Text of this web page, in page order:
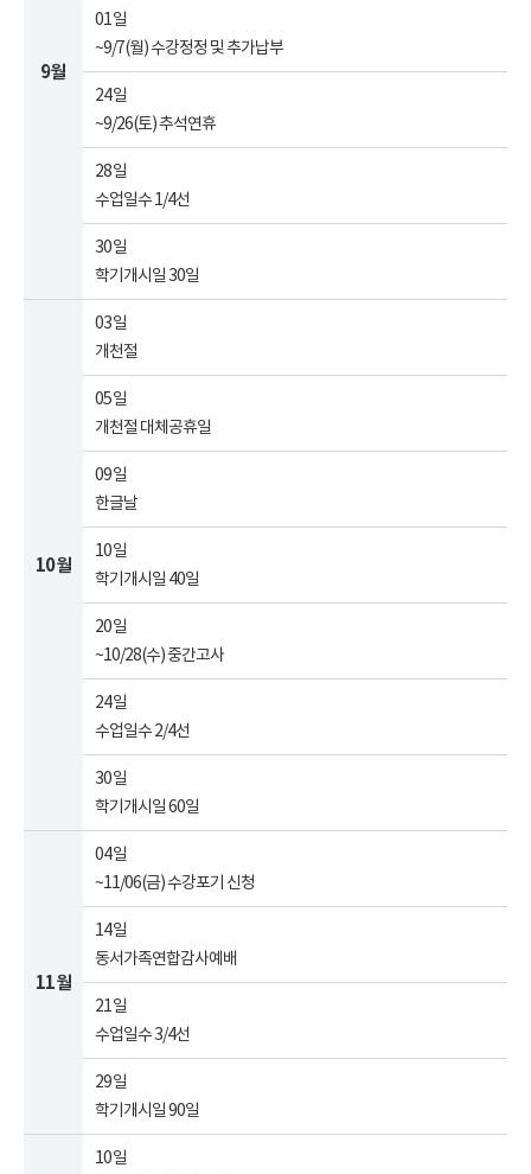
9월
01일
~9/7(월) 수강정정 및 추가납부
24일
~9/26(토) 추석연휴
28일
수업일수 1/4선
30일
학기개시일 30일
10월
03일
개천절
05일
개천절 대체공휴일
09일
한글날
10일
학기개시일 40일
20일
~10/28(수) 중간고사
24일
수업일수 2/4선
30일
학기개시일 60일
11월
04일
~11/06(금) 수강포기 신청
14일
동서가족연합감사예배
21일
수업일수 3/4선
29일
학기개시일 90일
10일